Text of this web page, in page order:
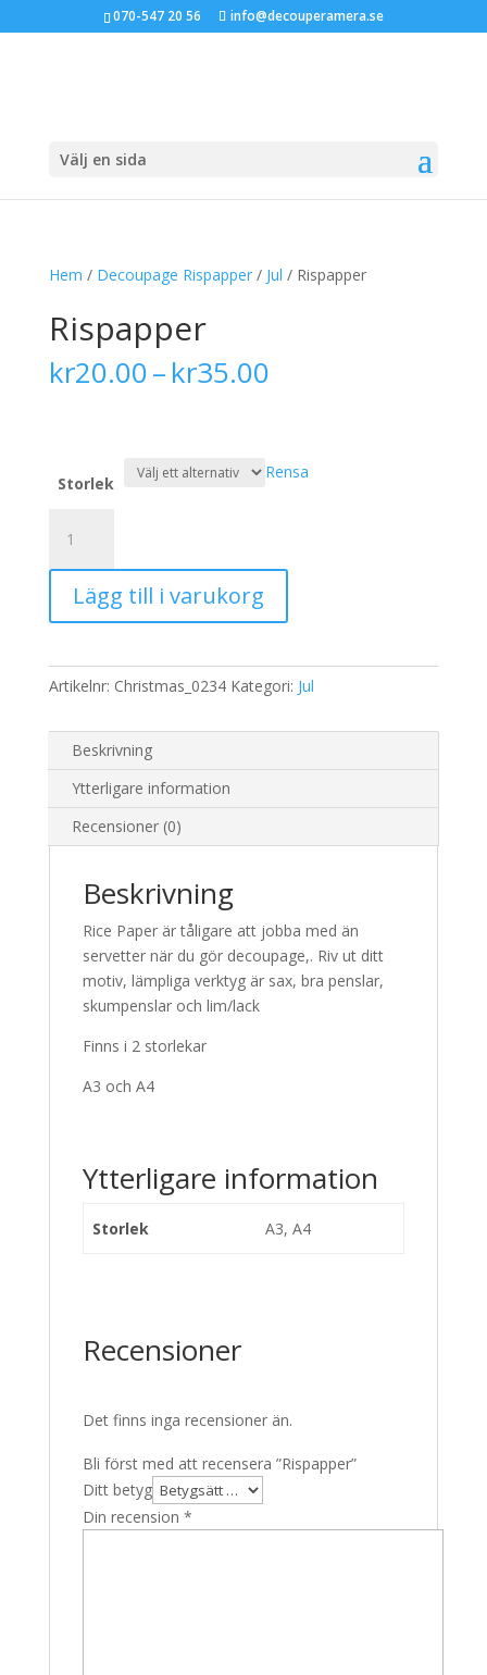
070-547 20 56 info@decouperamera.se
Välj en sida
Hem / Decoupage Rispapper/ Jul / Rispapper
Rispapper
kr20.00–kr35.00Prisintervall:
Storlek
Rensa
mängd
Lägg till i varukorg
Artikelnr: Christmas_0234 Kategori: Jul
Beskrivning
Ytterligare information
Recensioner (0)
Beskrivning
Rice Paper är tåligare att jobba med än
servetter när du gör decoupage,. Riv ut ditt
motiv, lämpliga verktyg är sax, bra penslar,
skumpenslar och lim/lack
Finns i 2 storlekar
A3 och A4
Ytterligare information
Storlek A3, A4
Recensioner
Det finns inga recensioner än.
Bli först med att recensera ”Rispapper”
Ditt betyg
Din recension *